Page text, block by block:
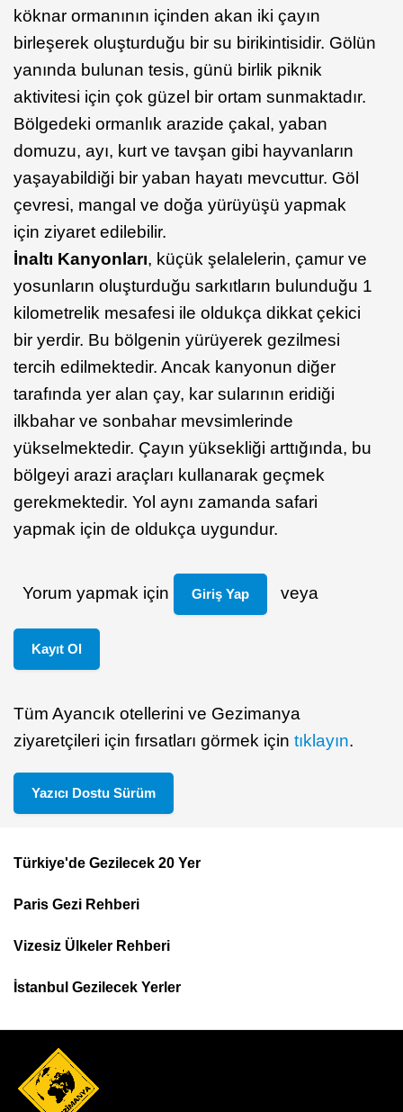
köknar ormanının içinden akan iki çayın
birleşerek oluşturduğu bir su birikintisidir. Gölün
yanında bulunan tesis, günü birlik piknik
aktivitesi için çok güzel bir ortam sunmaktadır.
Bölgedeki ormanlık arazide çakal, yaban
domuzu, ayı, kurt ve tavşan gibi hayvanların
yaşayabildiği bir yaban hayatı mevcuttur. Göl
çevresi, mangal ve doğa yürüyüşü yapmak
için ziyaret edilebilir.
İnaltı Kanyonları, küçük şelalelerin, çamur ve
yosunların oluşturduğu sarkıtların bulunduğu 1
kilometrelik mesafesi ile oldukça dikkat çekici
bir yerdir. Bu bölgenin yürüyerek gezilmesi
tercih edilmektedir. Ancak kanyonun diğer
tarafında yer alan çay, kar sularının eridiği
ilkbahar ve sonbahar mevsimlerinde
yükselmektedir. Çayın yüksekliği arttığında, bu
bölgeyi arazi araçları kullanarak geçmek
gerekmektedir. Yol aynı zamanda safari
yapmak için de oldukça uygundur.
Yorum yapmak için Giriş Yap veya
Kayıt Ol
Tüm Ayancık otellerini ve Gezimanya
ziyaretçileri için fırsatları görmek için tıklayın.
Yazıcı Dostu Sürüm
Top
Menu
Türkiye'de Gezilecek 20 Yer
Paris Gezi Rehberi
Vizesiz Ülkeler Rehberi
İstanbul Gezilecek Yerler